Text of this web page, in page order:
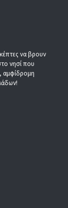
να βρουν
νησί που
αμφίδρομη